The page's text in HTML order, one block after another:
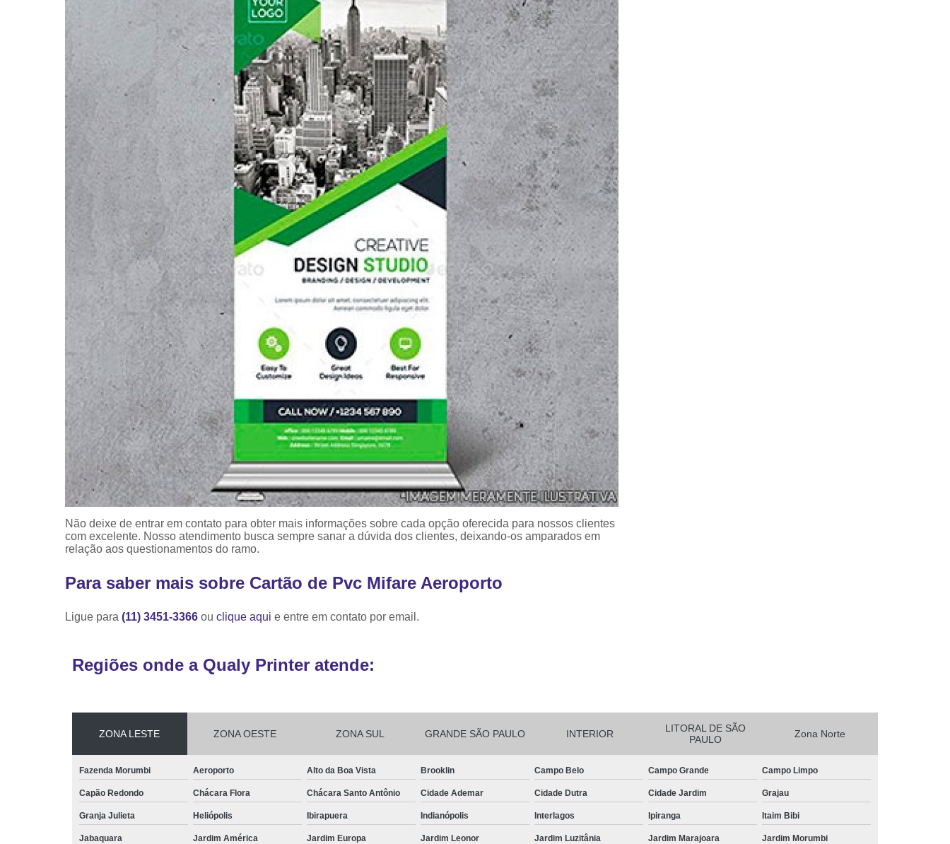
Crachá Personalizado para Empresas Minas Gerais
Crachá Personalizado para Eventos Rio de Janeiro
Crachá Personalizado Pvc Santa Catarina
Crachás Personalizados para Empresas Rio Grande do Sul
Crachás Personalizados para Eventos Rio de Janeiro
Impressora Datacard
Impressora de Cartão
Impressora de Crachá
Impressora de Cupom Fiscal
Impressora de Etiquetas Argox
Impressora Zebra
Porta Crachá Conjugado
Porta Crachá de Plástico
Porta Crachá Plástico
Porta Crachá Transparente
Porta Crachá Vertical Transparente
Ribbon Colorido
Ribbon Colors
Ribbon Fargo
Ribbon Magicard
Ribbon Resina
Ribbon Zebra
Ribbon de Impressora
Ribbon Etiqueta Zebra
Ribbon Impressora Termica
Ribbon Impressora Zebra Gc420t
Ribbon para Impressora de Etiquetas
Ribbon para Impressora Zebra
Ribbon da Impressora Rio Grande do Sul
Ribbon de Impressoras Pará
Ribbon Metalizado para Impressão Térmica Minas Gerais
Não deixe de entrar em contato para obter mais informações sobre cada opção oferecida para nossos clientes
com excelente. Nosso atendimento busca sempre sanar a dúvida dos clientes, deixando-os amparados em
relação aos questionamentos do ramo.
Para saber mais sobre Cartão de Pvc Mifare Aeroporto
Ligue para (11) 3451-3366 ou clique aqui e entre em contato por email.
Regiões onde a Qualy Printer atende:
ZONA LESTE ZONA OESTE ZONA SUL GRANDE SÃO PAULO INTERIOR
LITORAL DE SÃO
PAULO
Zona Norte
Fazenda Morumbi Aeroporto Alto da Boa Vista Brooklin Campo Belo Campo Grande Campo Limpo
Capão Redondo Chácara Flora Chácara Santo Antônio Cidade Ademar Cidade Dutra Cidade Jardim Grajau
Granja Julieta Heliópolis Ibirapuera Indianópolis Interlagos Ipiranga Itaim Bibi
Jabaquara Jardim América Jardim Europa Jardim Leonor Jardim Luzitânia Jardim Marajoara Jardim Morumbi